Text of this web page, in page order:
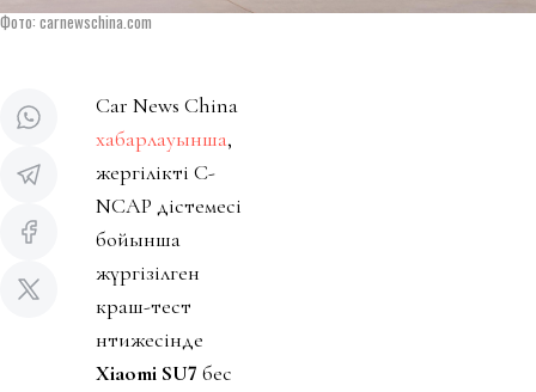
Фото: carnewschina.com
Car News China
хабарлауынша,
жергілікті C-
NCAP әдістемесі
бойынша
жүргізілген
краш-тест
нәтижесінде
Xiaomi SU7 бес